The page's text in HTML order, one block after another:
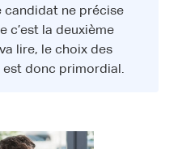
candidat ne précise
c’est la deuxième
lire, le choix des
donc primordial.